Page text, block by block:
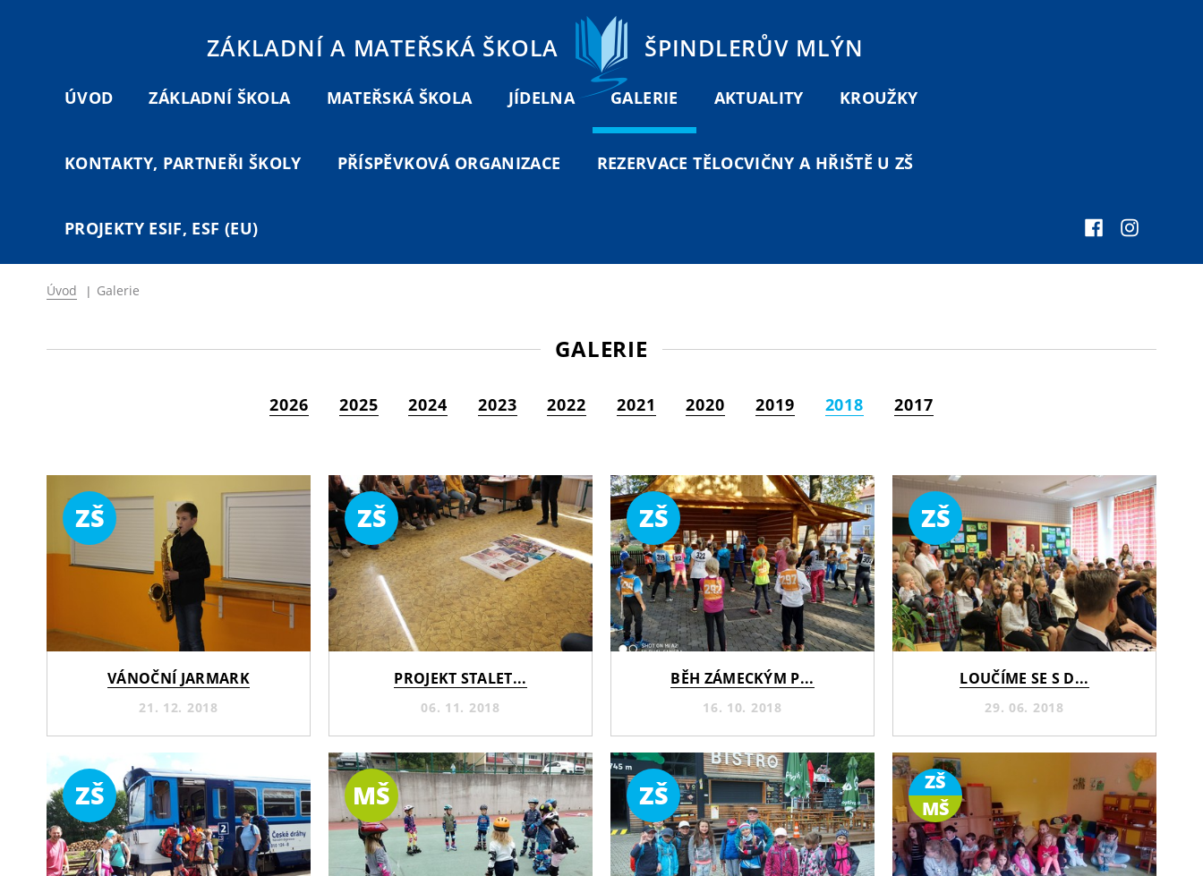
ZÁKLADNÍ A MATEŘSKÁ ŠKOLA ŠPINDLERŮV MLÝN
ÚVOD ZÁKLADNÍ ŠKOLA MATEŘSKÁ ŠKOLA JÍDELNA GALERIE AKTUALITY KROUŽKY
KONTAKTY, PARTNEŘI ŠKOLY PŘÍSPĚVKOVÁ ORGANIZACE REZERVACE TĚLOCVIČNY A HŘIŠTĚ U ZŠ
PROJEKTY ESIF, ESF (EU)
Úvod | Galerie
GALERIE
2026 2025 2024 2023 2022 2021 2020 2019 2018 2017
VÁNOČNÍ JARMARK
21. 12. 2018
ZŠ
PROJEKT STALET...
06. 11. 2018
ZŠ
BĚH ZÁMECKÝM P...
16. 10. 2018
ZŠ
LOUČÍME SE S D...
29. 06. 2018
ZŠ
ZŠ MŠ ZŠ
ZŠ
MŠ